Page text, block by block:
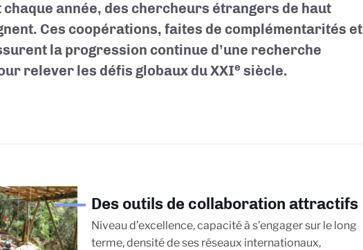
année, des chercheurs étrangers de haut
Ces coopérations, faites de complémentarités et
la progression continue d’une recherche
relever les défis globaux du XXIe siècle.
Des outils de collaboration attractifs
Niveau d’excellence, capacité à s’engager sur le long
terme, densité de ses réseaux internationaux,